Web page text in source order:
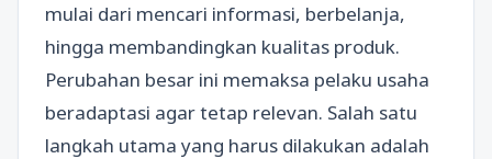
mulai dari mencari informasi, berbelanja,
hingga membandingkan kualitas produk.
Perubahan besar ini memaksa pelaku usaha
beradaptasi agar tetap relevan. Salah satu
langkah utama yang harus dilakukan adalah